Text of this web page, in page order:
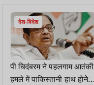
ठिकानों को नष्ट किया
देश-विदेश
पी चिदंबरम ने पहलगाम आतंकी
हमले में पाकिस्तानी हाथ होने